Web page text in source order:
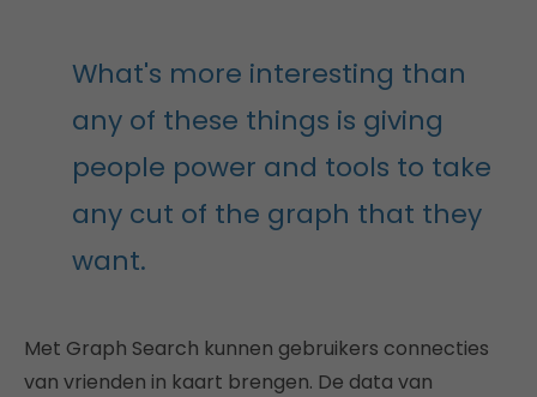
What's more interesting than
any of these things is giving
people power and tools to take
any cut of the graph that they
want.
Met Graph Search kunnen gebruikers connecties
van vrienden in kaart brengen. De data van